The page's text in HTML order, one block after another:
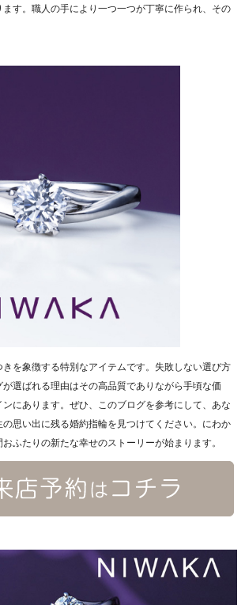
す。職人の手により一つ一つが丁寧に作られ、その
を象徴する特別なアイテムです。失敗しない選び方
選ばれる理由はその高品質でありながら手頃な価
にあります。ぜひ、このブログを参考にして、あな
思い出に残る婚約指輪を見つけてください。にわか
ふたりの新たな幸せのストーリーが始まります。